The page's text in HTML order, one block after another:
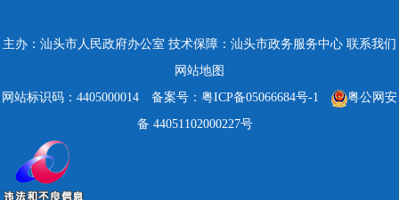
主办：汕头市人民政府办公室 技术保障：汕头市政务服务中心 联系我们
网站地图
网站标识码：4405000014
备案号：粤ICP备05066684号-1
粤公网安
备 44051102000227号